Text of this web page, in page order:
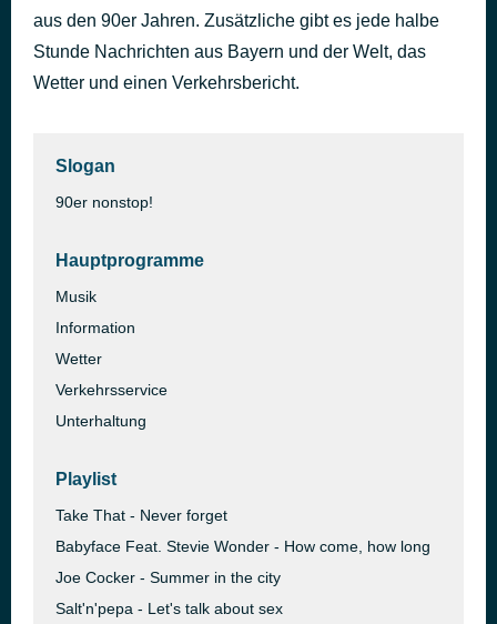
Easy
vor 37 Minuten
aus den 90er Jahren. Zusätzliche gibt es jede halbe
Stunde Nachrichten aus Bayern und der Welt, das
Wetter und einen Verkehrsbericht.
Slogan
90er nonstop!
Hauptprogramme
Musik
Information
Wetter
Verkehrsservice
Unterhaltung
Playlist
Take That - Never forget
Babyface Feat. Stevie Wonder - How come, how long
Joe Cocker - Summer in the city
Salt'n'pepa - Let's talk about sex